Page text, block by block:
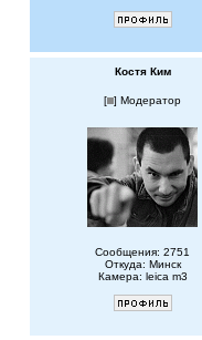
Костя Ким
[ ] Модератор
Сообщения: 2751
Откуда: Минск
Камера: leica m3